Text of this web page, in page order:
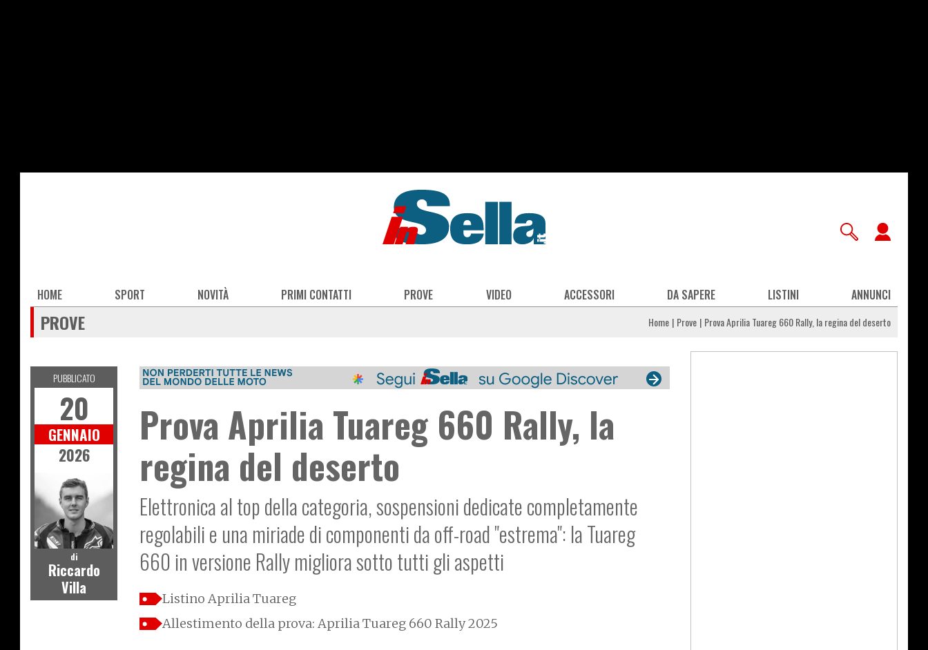
Main
navigation
HOME SPORT NOVITÀ PRIMI CONTATTI PROVE VIDEO ACCESSORI DA SAPERE LISTINI ANNUNCI
PROVE Home Prove Prova Aprilia Tuareg 660 Rally, la regina del deserto
Prova Aprilia Tuareg 660 Rally, la
regina del deserto
Elettronica al top della categoria, sospensioni dedicate completamente
regolabili e una miriade di componenti da off-road "estrema": la Tuareg
660 in versione Rally migliora sotto tutti gli aspetti
Listino Aprilia Tuareg
Allestimento della prova: Aprilia Tuareg 660 Rally 2025
PUBBLICATO
20
GENNAIO
2026
di
Riccardo
Villa